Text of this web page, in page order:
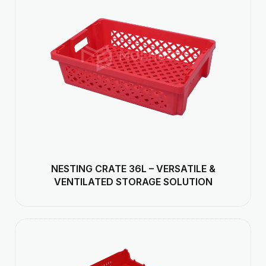
NESTING CRATE 36L – VERSATILE &
VENTILATED STORAGE SOLUTION